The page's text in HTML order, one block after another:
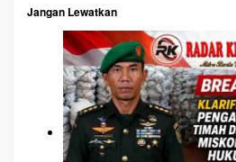
Jangan Lewatkan